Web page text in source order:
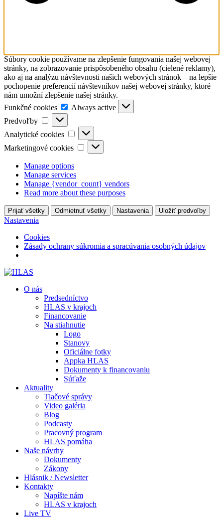
Súbory cookie používame na zlepšenie fungovania našej webovej
stránky, na zobrazovanie prispôsobeného obsahu (cielené reklamy),
ako aj na analýzu návštevnosti našich webových stránok – na lepšie
pochopenie preferencií návštevníkov našej webovej stránky, ktoré
nám umožní zlepšenie našej stránky.
Funkčné cookies
Funkčné
cookies
Always active
Predvoľby
Predvoľby
Analytické cookies
Analytické
cookies
Marketingové cookies
Marketingové
cookies
Manage options
Manage services
Manage {vendor_count} vendors
Read more about these purposes
Prijať všetky Odmietnuť všetky Nastavenia Uložiť predvoľby
Nastavenia
Cookies
Zásady ochrany súkromia a spracúvania osobných údajov
O nás
Predsedníctvo
HLAS v krajoch
Financovanie
Na stiahnutie
Logo
Stanovy
Oficiálne fotky
Appka HLAS
Dokumenty k financovaniu
Súťaže
Aktuality
Tlačové správy
Video galéria
Blog
Podcasty
Pracovný program
HLAS pomáha
Naše návrhy
Dokumenty
Zákony
Hlásnik / Newsletter
Kontakty
Napíšte nám
HLAS v krajoch
Live TV